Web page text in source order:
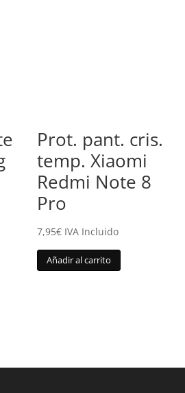
Prot. pant. cris.
temp. Xiaomi
Redmi Note 8
Pro
7,95€ IVA Incluido
Añadir al carrito